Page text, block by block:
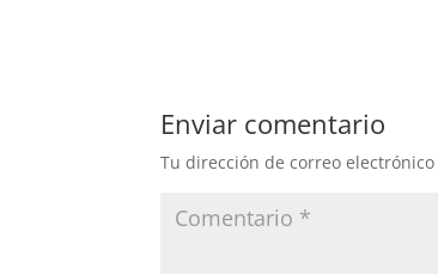
Enviar comentario
Tu dirección de correo